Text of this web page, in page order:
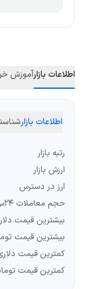
اطلاعات بازارآموزش
اطلاعات بازار
رتبه بازار
ارزش بازار
ارز در دسترس
حجم معاملات ۲۴س
بیشترین قیمت دلاری
بیشترین قیمت
کمترین قیمت دلاری
کمترین قیمت تومانی